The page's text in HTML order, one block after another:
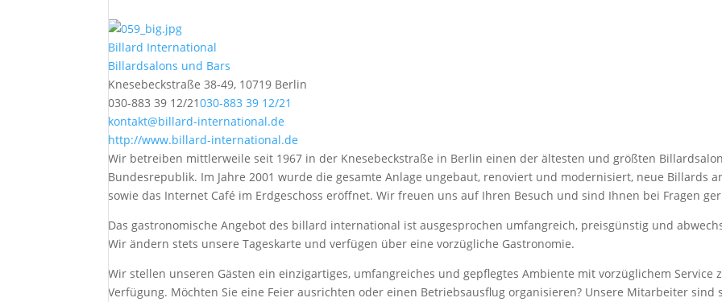
Billard International
Billardsalons und Bars
Knesebeckstraße 38-49, 10719 Berlin
030-883 39 12/21030-883 39 12/21
kontakt@billard-international.de
http://www.billard-international.de
Wir betreiben mittlerweile seit 1967 in der Knesebeckstraße in Berlin einen der ältesten und größten
Bundesrepublik. Im Jahre 2001 wurde die gesamte Anlage ungebaut, renoviert und modernisiert, neue Billards
sowie das Internet Café im Erdgeschoss eröffnet. Wir freuen uns auf Ihren Besuch und sind Ihnen bei Fragen
Das gastronomische Angebot des billard international ist ausgesprochen umfangreich, preisgünstig und
Wir ändern stets unsere Tageskarte und verfügen über eine vorzügliche Gastronomie.
Wir stellen unseren Gästen ein einzigartiges, umfangreiches und gepflegtes Ambiente mit vorzüglichem Service
Verfügung. Möchten Sie eine Feier ausrichten oder einen Betriebsausflug organisieren? Unsere Mitarbeiter sind